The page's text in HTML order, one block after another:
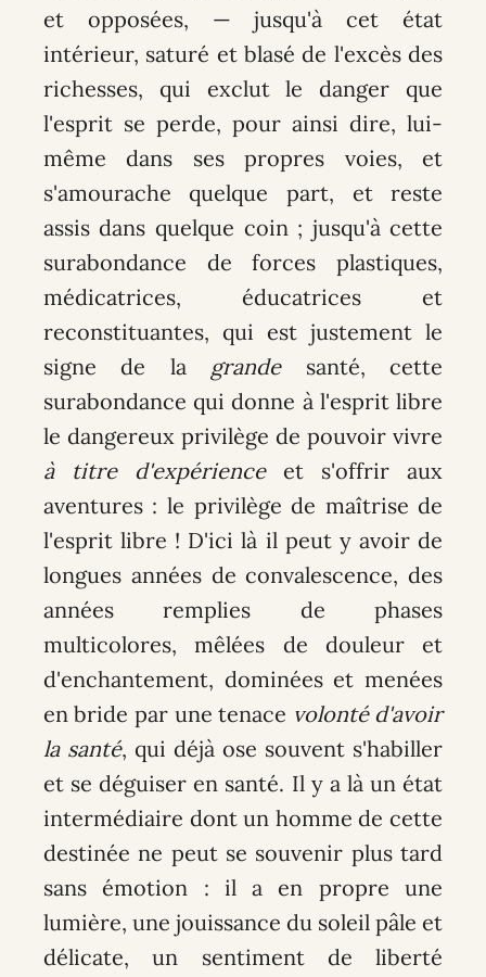
et opposées, — jusqu'à cet état
intérieur, saturé et blasé de l'excès des
richesses, qui exclut le danger que
l'esprit se perde, pour ainsi dire, lui-
même dans ses propres voies, et
s'amourache quelque part, et reste
assis dans quelque coin ; jusqu'à cette
surabondance de forces plastiques,
médicatrices, éducatrices et
reconstituantes, qui est justement le
signe de la grandesanté, cette
surabondance qui donne à l'esprit libre
le dangereux privilège de pouvoir vivre
à titre d'expérienceet s'offrir aux
aventures : le privilège de maîtrise de
l'esprit libre ! D'ici là il peut y avoir de
longues années de convalescence, des
années remplies de phases
multicolores, mêlées de douleur et
d'enchantement, dominées et menées
en bride par une tenace volonté d'avoir
la santé, qui déjà ose souvent s'habiller
et se déguiser en santé. Il y a là un état
intermédiaire dont un homme de cette
destinée ne peut se souvenir plus tard
sans émotion : il a en propre une
lumière, une jouissance du soleil pâle et
délicate, un sentiment de liberté